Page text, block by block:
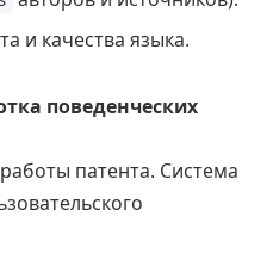
и качества языка.
поведенческих
патента. Система